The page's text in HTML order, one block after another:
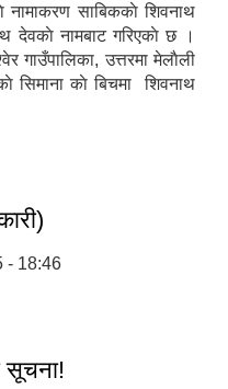
नामाकरण साबिककाे शिवनाथ
देवकाे नामबाट गरिएकाे छ ।
गाउँपालिका, उत्तरमा मेलाैली
सिमाना काे बिचमा शिवनाथ
- 18:46
सूचना!